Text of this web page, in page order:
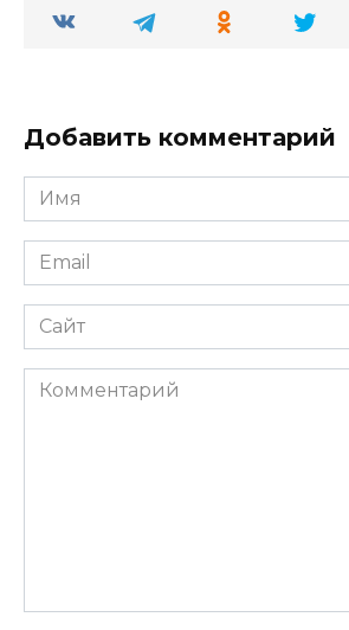
Добавить комментарий
Имя
*
Email
*
Сайт
Комментарий